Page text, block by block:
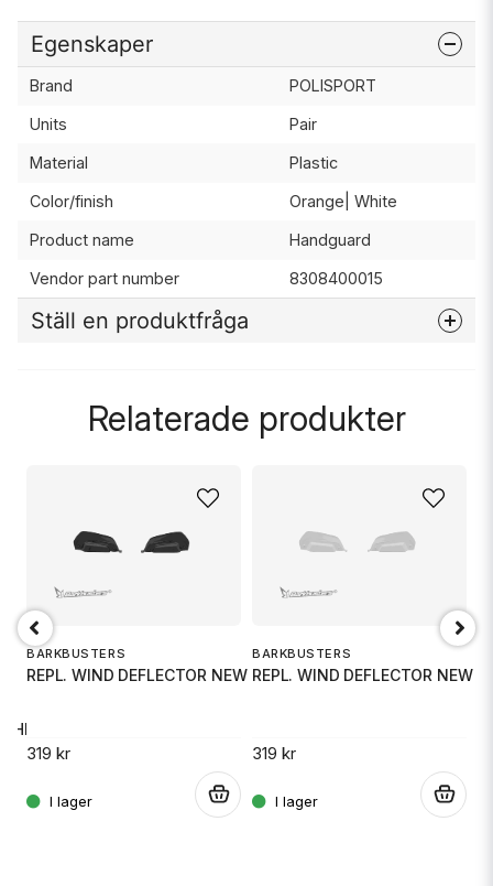
Egenskaper
Brand POLISPORT
Units Pair
Material Plastic
Color/finish Orange| White
Product name Handguard
Vendor part number 8308400015
Ställ en produktfråga
Mejladress
Ja, ni får publicera min fråga
Relaterade produkter
HIVIZ
BARKBUSTERS
REPL. WIND DEFLECTOR NEW VPS B
319 kr
BARKBUSTERS
REPL. WIND DEFLECTOR NEW
319 kr